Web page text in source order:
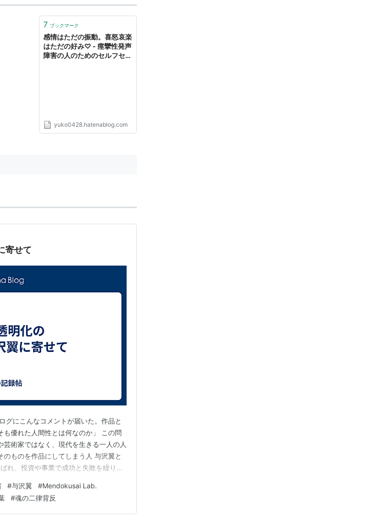
7 ブックマーク
感情はただの振動。喜怒哀楽
はただの好み♡ - 痙攣性発声
障害の人のためのセルフセラ
yuko0428.hatenablog.com
寄せて
グにこんなコメントが届いた。作品と
優れた人間性とは何なのか」 この問
術家ではなく、現代を生きる一人の人
ものを作品にしてしまう人 与沢翼と
れ、投資や事業で成功と失敗を繰り返
が私は、それを見続けるうちに、彼
#与沢翼 #Mendokusai Lab.
#魂の二律背反